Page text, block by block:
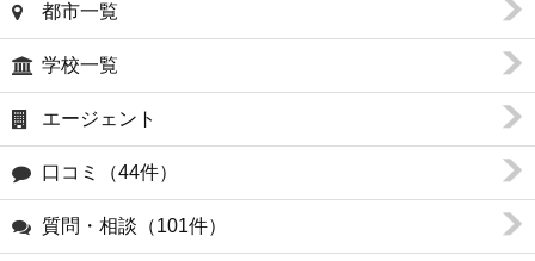
都市一覧
学校一覧
エージェント
口コミ（44件）
質問・相談（101件）